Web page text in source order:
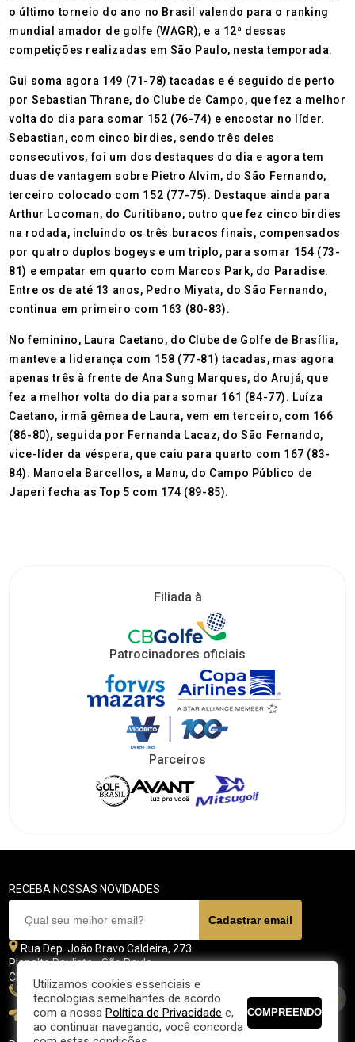
o último torneio do ano no Brasil valendo para o ranking
mundial amador de golfe (WAGR), e a 12ª dessas
competições realizadas em São Paulo, nesta temporada.
Gui soma agora 149 (71-78) tacadas e é seguido de perto
por Sebastian Thrane, do Clube de Campo, que fez a melhor
volta do dia para somar 152 (76-74) e encostar no líder.
Sebastian, com cinco birdies, sendo três deles
consecutivos, foi um dos destaques do dia e agora tem
duas de vantagem sobre Pietro Alvim, do São Fernando,
terceiro colocado com 152 (77-75). Destaque ainda para
Arthur Locoman, do Curitibano, outro que fez cinco birdies
na rodada, incluindo os três buracos finais, compensados
por quatro duplos bogeys e um triplo, para somar 154 (73-
81) e empatar em quarto com Marcos Park, do Paradise.
Entre os de até 13 anos, Pedro Miyata, do São Fernando,
continua em primeiro com 163 (80-83).
No feminino, Laura Caetano, do Clube de Golfe de Brasília,
manteve a liderança com 158 (77-81) tacadas, mas agora
apenas três à frente de Ana Sung Marques, do Arujá, que
fez a melhor volta do dia para somar 161 (84-77). Luíza
Caetano, irmã gêmea de Laura, vem em terceiro, com 166
(86-80), seguida por Fernanda Lacaz, do São Fernando,
vice-líder da véspera, que caiu para quarto com 167 (83-
84). Manoela Barcellos, a Manu, do Campo Público de
Japeri fecha as Top 5 com 174 (89-85).
Filiada à
Patrocinadores oficiais
Parceiros
RECEBA NOSSAS NOVIDADES
Rua Dep. João Bravo Caldeira, 273
Planalto Paulista - São Paulo
CEP 04071 - 045
11 5070-4700
fpgolfe@fpgolfe.com.br
Utilizamos cookies essenciais e
tecnologias semelhantes de acordo
com a nossaPolítica de Privacidade e,
ao continuar navegando, você concorda